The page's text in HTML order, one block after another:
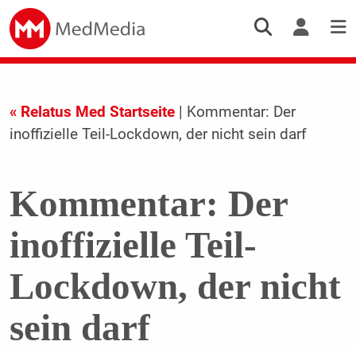
« Relatus Med Startseite| Kommentar: Der
inoffizielle Teil-Lockdown, der nicht sein darf
Kommentar: Der
inoffizielle Teil-
Lockdown, der nicht
sein darf